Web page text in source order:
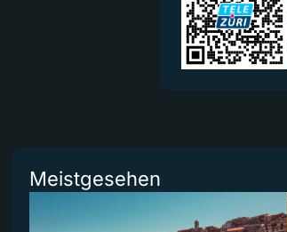
Meistgesehen